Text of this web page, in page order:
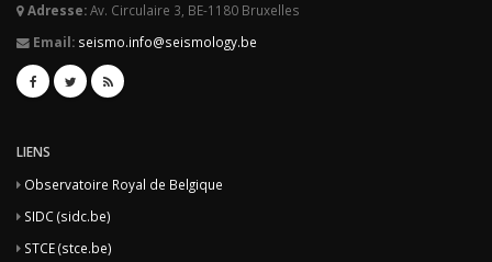
Adresse:Av. Circulaire 3, BE-1180 Bruxelles
Email: seismo.info@seismology.be
LIENS
Observatoire Royal de Belgique
SIDC (sidc.be)
STCE (stce.be)